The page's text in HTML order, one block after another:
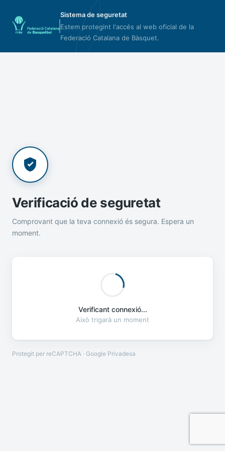
Sistema de seguretat
Estem protegint l'accés al web oficial de la
Federació Catalana de Bàsquet.
Verificació de seguretat
Comprovant que la teva connexió és segura. Espera un
moment.
Verificant connexió...
Això trigarà un moment
Protegit per reCAPTCHA · Google Privadesa